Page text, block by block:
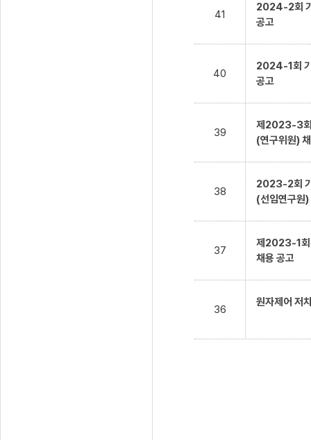
41
2024-2회 기
공고
40
2024-1회 기
공고
39
제2023-3회
(연구위원)
38
2023-2회 기
(선임연구원)
37
제2023-1회
채용 공고
36
원자제어 저